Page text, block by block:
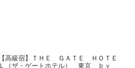
【高級宿】ＴＨＥ ＧＡＴＥ ＨＯＴＥ
Ｌ（ザ・ゲートホテル） 東京 ｂｙ